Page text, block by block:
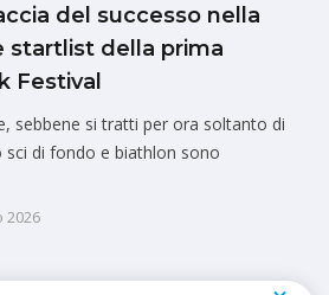
del successo nella
startlist della prima
Festival
sebbene si tratti per ora soltanto di
sci di fondo e biathlon sono
2026